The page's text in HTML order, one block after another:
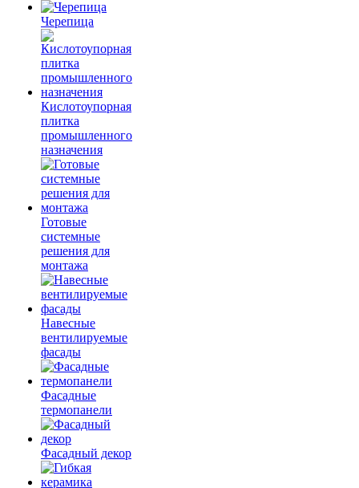
Черепица
Кислотоупорная
плитка
промышленного
назначения
Готовые
системные
решения для
монтажа
Навесные
вентилируемые
фасады
Фасадные
термопанели
Фасадный декор